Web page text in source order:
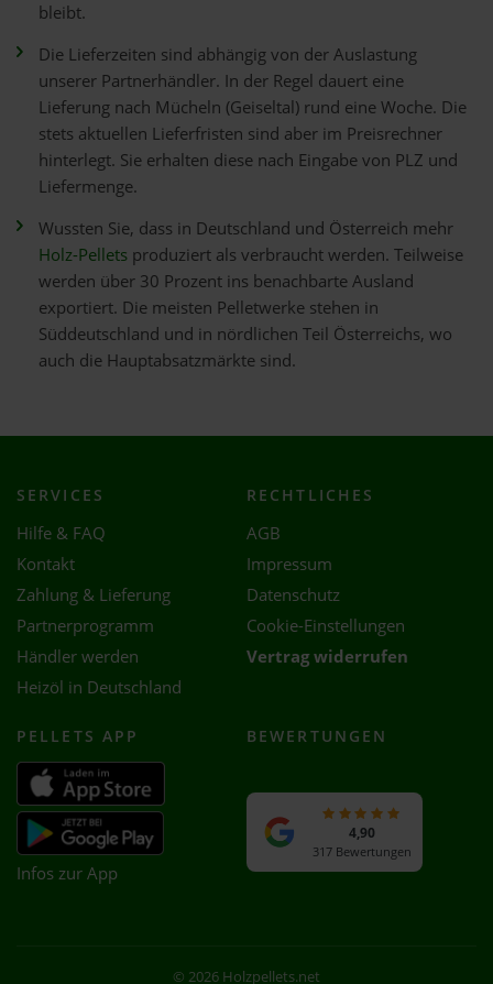
bleibt.
Die Lieferzeiten sind abhängig von der Auslastung
unserer Partnerhändler. In der Regel dauert eine
Lieferung nach Mücheln (Geiseltal) rund eine Woche. Die
stets aktuellen Lieferfristen sind aber im Preisrechner
hinterlegt. Sie erhalten diese nach Eingabe von PLZ und
Liefermenge.
Wussten Sie, dass in Deutschland und Österreich mehr
Holz-Pellets produziert als verbraucht werden. Teilweise
werden über 30 Prozent ins benachbarte Ausland
exportiert. Die meisten Pelletwerke stehen in
Süddeutschland und in nördlichen Teil Österreichs, wo
auch die Hauptabsatzmärkte sind.
SERVICES
Hilfe & FAQ
Kontakt
Zahlung & Lieferung
Partnerprogramm
Händler werden
Heizöl in Deutschland
RECHTLICHES
AGB
Impressum
Datenschutz
Cookie-Einstellungen
Vertrag widerrufen
PELLETS APP
Infos zur App
BEWERTUNGEN
4,90
317 Bewertungen
© 2026 Holzpellets.net